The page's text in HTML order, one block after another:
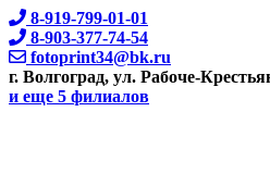
8-919-799-01-01
8-903-377-74-54
fotoprint34@bk.ru
г. Волгоград, ул. Рабоче-
и еще 5 филиалов